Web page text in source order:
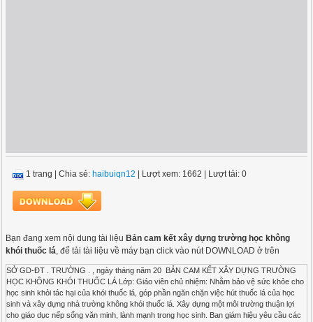
1 trang |Chia sẻ: haibuiqn12 | Lượt xem: 1662 | Lượt tải: 0
Bạn đang xem nội dung tài liệu Bản cam kết xây dựng trường học không
khói thuốc lá, để tải tài liệu về máy bạn click vào nút DOWNLOAD ở trên
SỞ GD-ĐT . TRƯỜNG . , ngày tháng năm 20 BẢN CAM KẾT XÂY DỰNG TRƯỜNG
HỌC KHÔNG KHÓI THUỐC LÁ Lớp: Giáo viên chủ nhiệm: Nhằm bảo vệ sức khỏe cho
học sinh khỏi tác hại của khói thuốc lá, góp phần ngăn chặn việc hút thuốc lá của học
sinh và xây dựng nhà trường không khói thuốc lá. Xây dựng một môi trường thuận lợi
cho giáo dục nếp sống văn minh, lành mạnh trong học sinh. Ban giám hiệu yêu cầu các